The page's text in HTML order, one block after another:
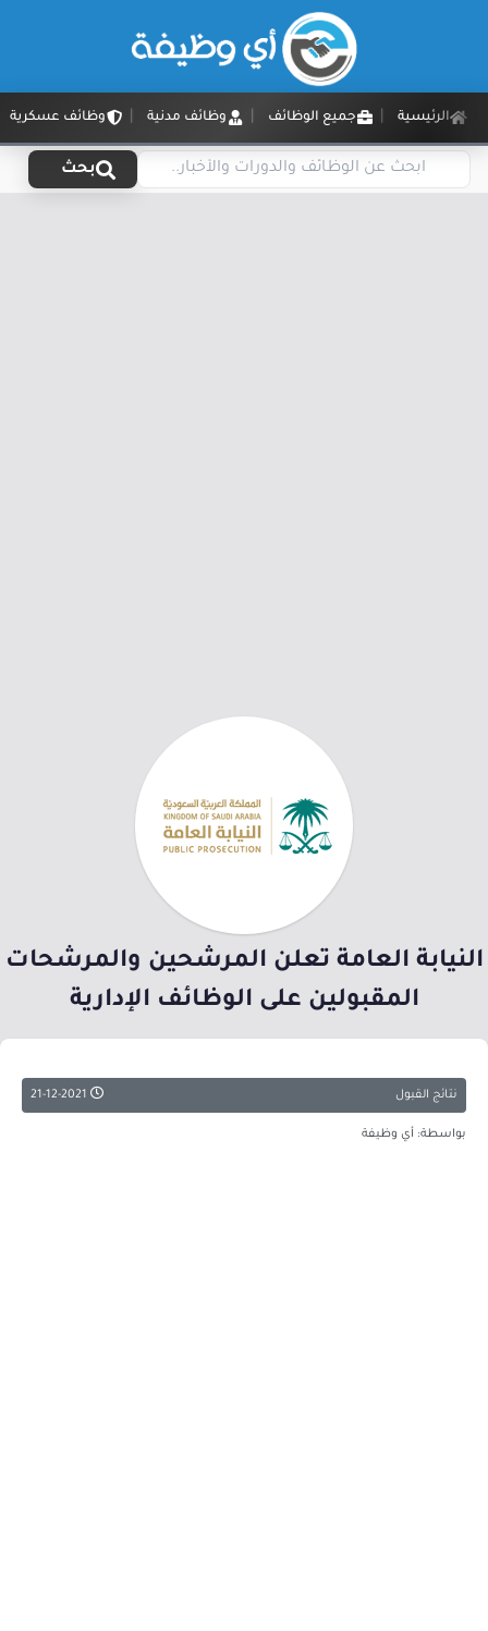
الرئيسية جميع الوظائف وظائف مدنية وظائف عسكرية
بحث
النيابة العامة تعلن المرشحين والمرشحات
المقبولين على الوظائف الإدارية
نتائج القبول
بواسطة: أي وظيفة